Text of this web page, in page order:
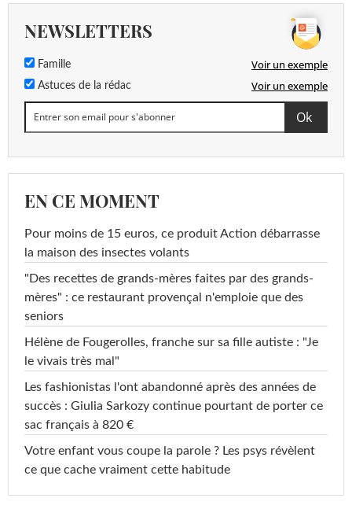
NEWSLETTERS
Famille Voir un exemple
Astuces de la rédac Voir un exemple
EN CE MOMENT
Pour moins de 15 euros, ce produit Action débarrasse
la maison des insectes volants
"Des recettes de grands-mères faites par des grands-
mères" : ce restaurant provençal n'emploie que des
seniors
Hélène de Fougerolles, franche sur sa fille autiste : "Je
le vivais très mal"
Les fashionistas l'ont abandonné après des années de
succès : Giulia Sarkozy continue pourtant de porter ce
sac français à 820 €
Votre enfant vous coupe la parole ? Les psys révèlent
ce que cache vraiment cette habitude